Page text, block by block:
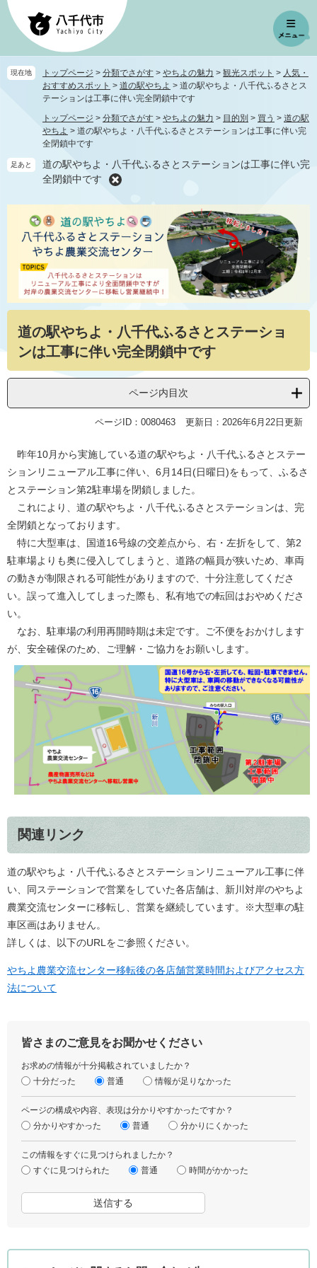
ペ
先
頭
メ
を
飛
文
へ
現在地 トップページ > 分類でさがす > やちよの魅力 > 観光スポット > 人気・
おすすめスポット > 道の駅やちよ > 道の駅やちよ・八千代ふるさとス
テーションは工事に伴い完全閉鎖中です
トップページ > 分類でさがす > やちよの魅力 > 目的別 > 買う > 道の駅
やちよ > 道の駅やちよ・八千代ふるさとステーションは工事に伴い完
全閉鎖中です
足あと
道の駅やちよ・八千代ふるさとステーションは工事に伴い完
全閉鎖中です
道の駅やちよ・八千代ふるさとステーショ
ンは工事に伴い完全閉鎖中です
ページ内目次
ページID：0080463 更新日：2026年6月22日更新
昨年10月から実施している道の駅やちよ・八千代ふるさとステー
ションリニューアル工事に伴い、6月14日(日曜日)をもって、ふるさ
とステーション第2駐車場を閉鎖しました。
これにより、道の駅やちよ・八千代ふるさとステーションは、完
全閉鎖となっております。
特に大型車は、国道16号線の交差点から、右・左折をして、第2
駐車場よりも奥に侵入してしまうと、道路の幅員が狭いため、車両
の動きが制限される可能性がありますので、十分注意してくださ
い。誤って進入してしまった際も、私有地での転回はおやめくださ
い。
なお、駐車場の利用再開時期は未定です。ご不便をおかけします
が、安全確保のため、ご理解・ご協力をお願いします。
関連リンク
道の駅やちよ・八千代ふるさとステーションリニューアル工事に伴
い、同ステーションで営業をしていた各店舗は、新川対岸のやちよ
農業交流センターに移転し、営業を継続しています。※大型車の駐
車区画はありません。
詳しくは、以下のURLをご参照ください。
やちよ農業交流センター移転後の各店舗営業時間およびアクセス方
法について
皆さまのご意見をお聞かせください
お求めの情報が十分掲載されていましたか？
十分だった
普通 情報が足りなかった
ページの構成や内容、表現は分かりやすかったですか？
分かりやすかった
普通 分かりにくかった
この情報をすぐに見つけられましたか？
すぐに見つけられた
普通 時間がかかった